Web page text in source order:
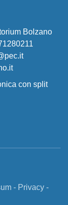
Bolzano
con split
- Privacy-